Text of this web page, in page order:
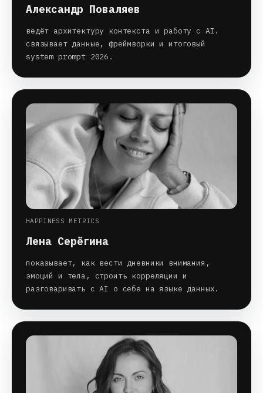
Александр Поваляев
ведёт архитектуру контекста и работу с AI.
связывает данные, фреймворки и итоговый
system prompt 2026.
HAPPINESS METRICS
Лена Серёгина
показывает, как вести дневники внимания,
эмоций и тела, строить корреляции и
разговаривать с AI о себе на языке данных.